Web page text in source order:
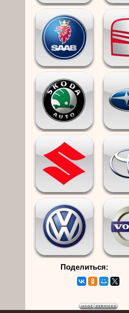
Поделиться: